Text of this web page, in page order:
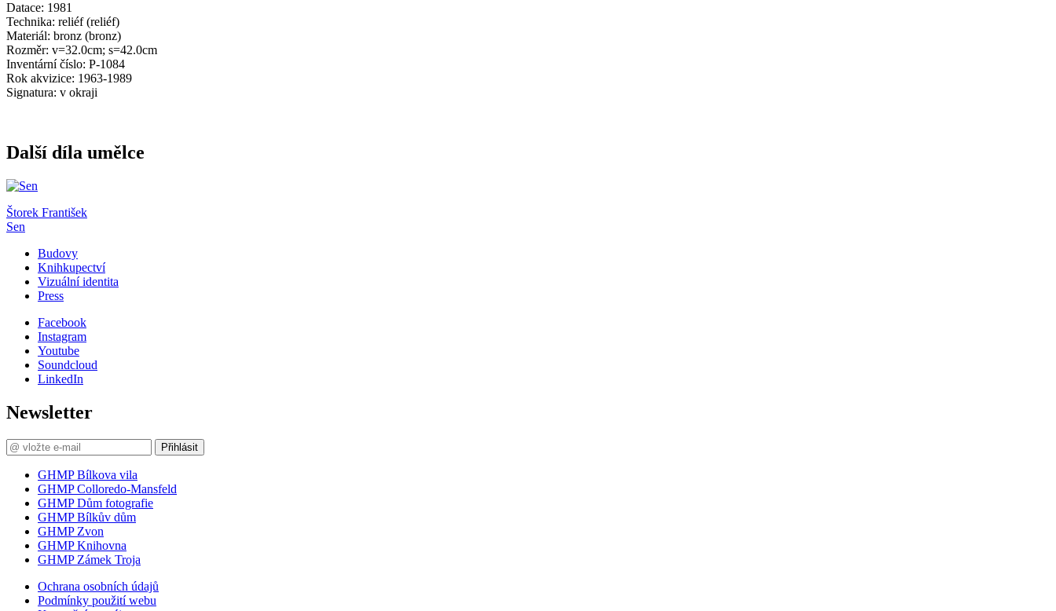
Datace: 1981
Technika: reliéf (reliéf)
Materiál: bronz (bronz)
Rozměr: v=32.0cm; s=42.0cm
Inventární číslo: P-1084
Rok akvizice: 1963-1989
Signatura: v okraji
Další díla umělce
Štorek František
Sen
Budovy
Knihkupectví
Vizuální identita
Press
Facebook
Instagram
Youtube
Soundcloud
LinkedIn
Newsletter
Přihlásit
GHMP Bílkova vila
GHMP Colloredo-Mansfeld
GHMP Dům fotografie
GHMP Bílkův dům
GHMP Zvon
GHMP Knihovna
GHMP Zámek Troja
Ochrana osobních údajů
Podmínky použití webu